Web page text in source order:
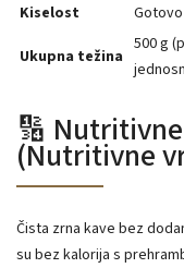
Kiselost
Gotovo
Ukupna težina
500 g
🔢
(Nutritivne
Čista zrna kave bez
su bez kalorija s